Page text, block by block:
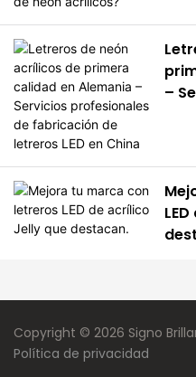
–
Copyright © 2026 Signo
Política de privacidad